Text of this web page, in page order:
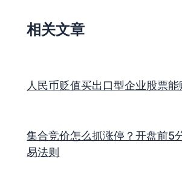
相关文章
人民币贬值买出口型企业股票能
集合竞价怎么抓涨停？开盘前5
易法则